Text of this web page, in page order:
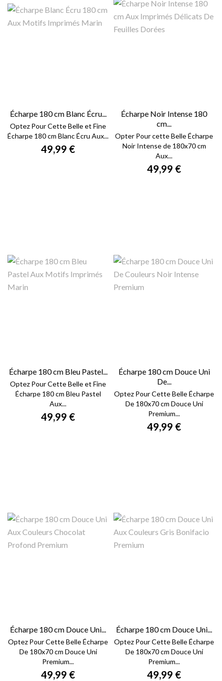
Écharpe 180 cm Blanc Écru...
Optez Pour Cette Belle et Fine
Écharpe 180 cm Blanc Écru Aux...
49,99 €
Écharpe Noir Intense 180
cm...
Opter Pour cette Belle Écharpe
Noir Intense de 180x70 cm
Aux...
49,99 €
Écharpe 180 cm Bleu Pastel...
Optez Pour Cette Belle et Fine
Écharpe 180 cm Bleu Pastel
Aux...
49,99 €
Écharpe 180 cm Douce Uni
De...
Optez Pour Cette Belle Écharpe
De 180x70 cm Douce Uni
Premium...
49,99 €
Écharpe 180 cm Douce Uni...
Optez Pour Cette Belle Écharpe
De 180x70 cm Douce Uni
Premium...
49,99 €
Écharpe 180 cm Douce Uni...
Optez Pour Cette Belle Écharpe
De 180x70 cm Douce Uni
Premium...
49,99 €